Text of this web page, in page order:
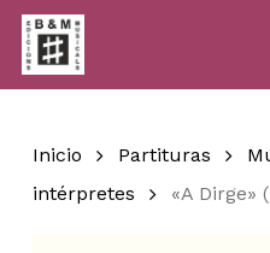
Skip
main
content
Inicio Partituras
intérpretes
«A Dirge»